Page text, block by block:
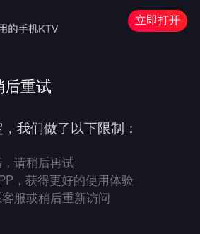
立即打开
重试
我们做了以下限制：
请稍后再试
，获得更好的使用体验
服或稍后重新访问